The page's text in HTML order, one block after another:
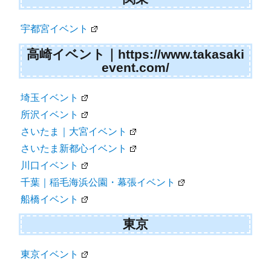
宇都宮イベント
高崎イベント｜https://www.takasaki
event.com/
埼玉イベント
所沢イベント
さいたま｜大宮イベント
さいたま新都心イベント
川口イベント
千葉｜稲毛海浜公園・幕張イベント
船橋イベント
東京
東京イベント